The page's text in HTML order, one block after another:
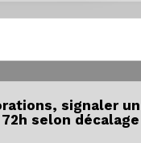
signaler un
selon décalage